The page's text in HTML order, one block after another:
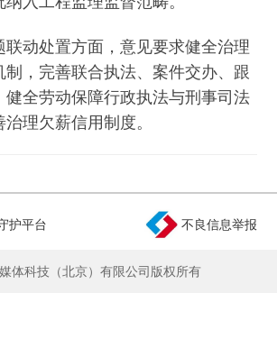
动处置方面，意见要求健全治理
制，完善联合执法、案件交办、跟
健全劳动保障行政执法与刑事司法
理欠薪信用制度。
护平台 不良信息举报
体科技（北京）有限公司版权所有